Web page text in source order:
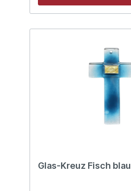
Glas-Kreuz Fisch blau